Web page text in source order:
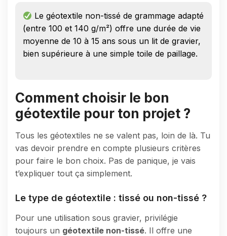
Le géotextile non-tissé de grammage adapté
(entre 100 et 140 g/m²) offre une durée de vie
moyenne de 10 à 15 ans sous un lit de gravier,
bien supérieure à une simple toile de paillage.
Comment choisir le bon
géotextile pour ton projet ?
Tous les géotextiles ne se valent pas, loin de là. Tu
vas devoir prendre en compte plusieurs critères
pour faire le bon choix. Pas de panique, je vais
t’expliquer tout ça simplement.
Le type de géotextile : tissé ou non-tissé ?
Pour une utilisation sous gravier, privilégie
toujours un géotextile non-tissé. Il offre une